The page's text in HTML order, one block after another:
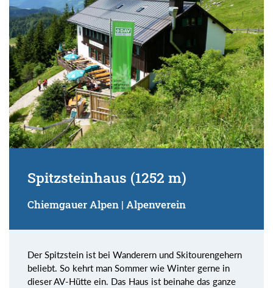
Spitzsteinhaus (1252 m)
Chiemgauer Alpen | Alpenverein
Der Spitzstein ist bei Wanderern und Skitourengehern
beliebt. So kehrt man Sommer wie Winter gerne in
dieser AV-Hütte ein. Das Haus ist beinahe das ganze